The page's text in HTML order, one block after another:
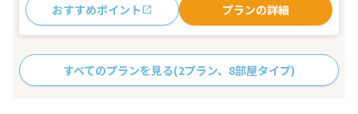
おすすめポイント プランの詳細
すべてのプランを見る(2プラン、8部屋タイプ)